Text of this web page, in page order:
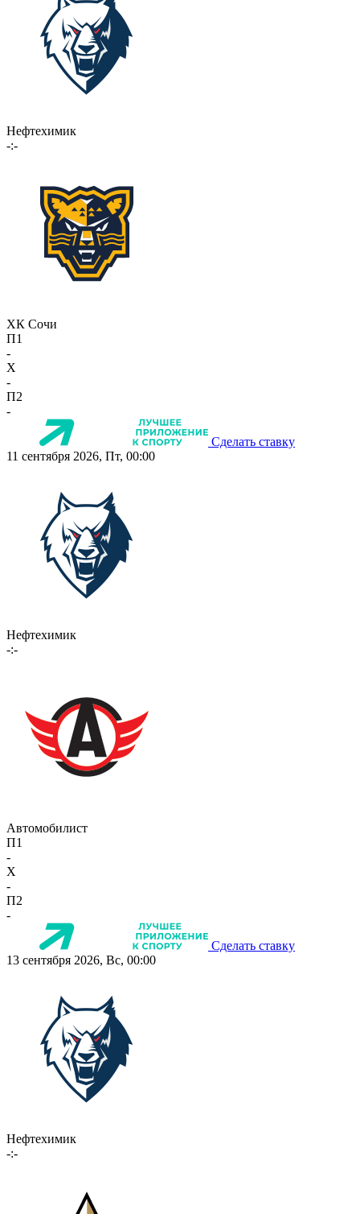
Нефтехимик
-:-
ХК Сочи
П1
-
X
-
П2
-
Сделать ставку
11 сентября 2026, Пт, 00:00
Нефтехимик
-:-
Автомобилист
П1
-
X
-
П2
-
Сделать ставку
13 сентября 2026, Вс, 00:00
Нефтехимик
-:-